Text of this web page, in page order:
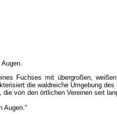
Fuchses mit übergroßen,
die waldreiche Umgebung
von den örtlichen Vereinen seit
Augen."